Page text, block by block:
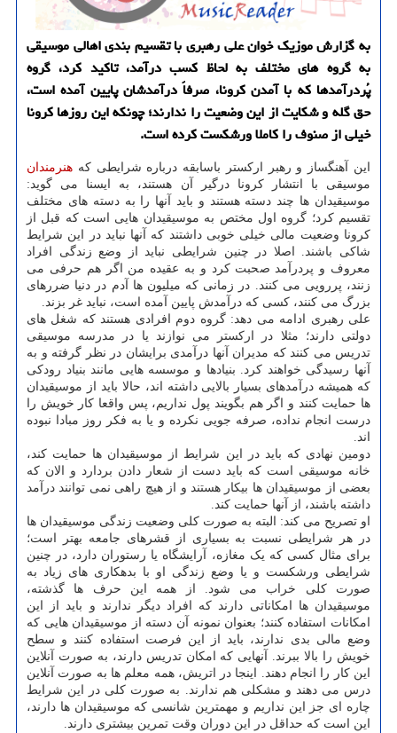
به گزارش موزیك خوان علی رهبری با تقسیم بندی اهالی موسیقی
به گروه های مختلف به لحاظ كسب درآمد، تاكید كرد، گروه
پُردرآمدها كه با آمدن كرونا، صرفاً درآمدشان پایین آمده است،
حق گله و شكایت از این وضعیت را ندارند؛ چونكه این روزها كرونا
خیلی از صنوف را كاملا ورشكست كرده است.
این آهنگساز و رهبر ارکستر باسابقه درباره شرایطی که هنرمندان
موسیقی با انتشار کرونا درگیر آن هستند، به ایسنا می گوید:
موسیقیدان ها چند دسته هستند و باید آنها را به دسته های مختلف
تقسیم کرد؛ گروه اول مختص به موسیقیدان هایی است که قبل از
کرونا وضعیت مالی خیلی خوبی داشتند که آنها نباید در این شرایط
شاکی باشند. اصلا در چنین شرایطی نباید از وضع زندگی افراد
معروف و پردرآمد صحبت کرد و به عقیده من اگر هم حرفی می
زنند، پررویی می کنند. در زمانی که میلیون ها آدم در دنیا ضررهای
بزرگ می کنند، کسی که درآمدش پایین آمده است، نباید غر بزند.
علی رهبری ادامه می دهد: گروه دوم افرادی هستند که شغل های
دولتی دارند؛ مثلا در ارکستر می نوازند یا در مدرسه موسیقی
تدریس می کنند که مدیران آنها درآمدی برایشان در نظر گرفته و به
آنها رسیدگی خواهند کرد. بنیادها و موسسه هایی مانند بنیاد رودکی
که همیشه درآمدهای بسیار بالایی داشته اند، حالا باید از موسیقیدان
ها حمایت کنند و اگر هم بگویند پول نداریم، پس واقعا کار خویش را
درست انجام نداده، صرفه جویی نکرده و یا به فکر روز مبادا نبوده
اند.
دومین نهادی که باید در این شرایط از موسیقیدان ها حمایت کند،
خانه موسیقی است که باید دست از شعار دادن بردارد و الان که
بعضی از موسیقیدان ها بیکار هستند و از هیچ راهی نمی توانند درآمد
داشته باشند، از آنها حمایت کند.
او تصریح می کند: البته به صورت کلی وضعیت زندگی موسیقیدان ها
در هر شرایطی نسبت به بسیاری از قشرهای جامعه بهتر است؛
برای مثال کسی که یک مغازه، آرایشگاه یا رستوران دارد، در چنین
شرایطی ورشکست و یا وضع زندگی او با بدهکاری های زیاد به
صورت کلی خراب می شود. از همه این حرف ها گذشته،
موسیقیدان ها امکاناتی دارند که افراد دیگر ندارند و باید از این
امکانات استفاده کنند؛ بعنوان نمونه آن دسته از موسیقیدان هایی که
وضع مالی بدی ندارند، باید از این فرصت استفاده کنند و سطح
خویش را بالا ببرند. آنهایی که امکان تدریس دارند، به صورت آنلاین
این کار را انجام دهند. اینجا در اتریش، همه معلم ها به صورت آنلاین
درس می دهند و مشکلی هم ندارند. به صورت کلی در این شرایط
چاره ای جز این نداریم و مهمترین شانسی که موسیقیدان ها دارند،
این است که حداقل در این دوران وقت تمرین بیشتری دارند.